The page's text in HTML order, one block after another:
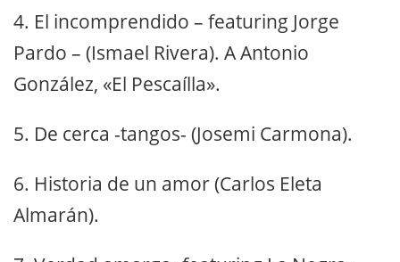
4. El incomprendido – featuring Jorge
Pardo – (Ismael Rivera). A Antonio
González, «El Pescaílla».
5. De cerca -tangos- (Josemi Carmona).
6. Historia de un amor (Carlos Eleta
Almarán).